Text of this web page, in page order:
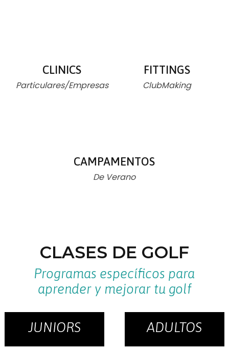
CLINICS
Particulares/Empresas
FITTINGS
ClubMaking
CAMPAMENTOS
De Verano
CLASES DE GOLF
Programas específicos para
aprender y mejorar tu golf
JUNIORS ADULTOS